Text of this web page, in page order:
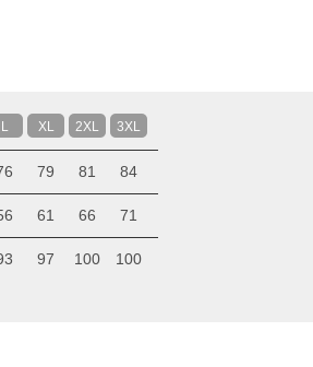
L XL 2XL 3XL
79 81 84
61 66 71
97 100 100